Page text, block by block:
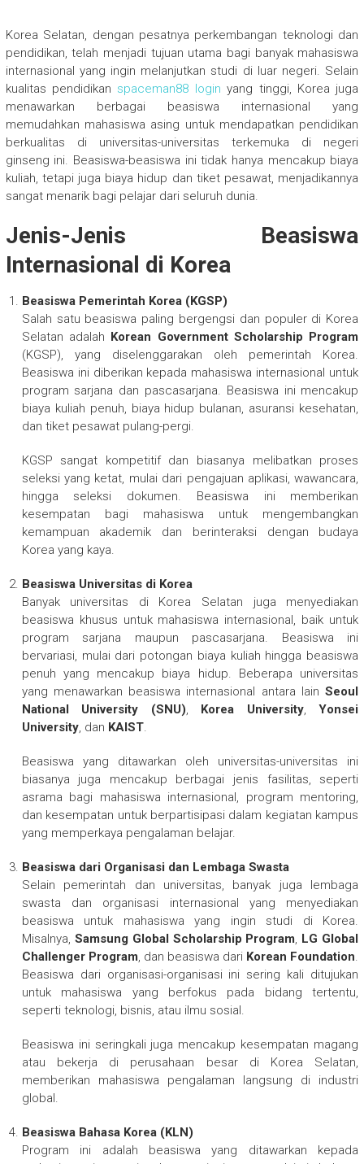
Korea Selatan, dengan pesatnya perkembangan teknologi dan
pendidikan, telah menjadi tujuan utama bagi banyak mahasiswa
internasional yang ingin melanjutkan studi di luar negeri. Selain
kualitas pendidikan spaceman88 login yang tinggi, Korea juga
menawarkan berbagai beasiswa internasional yang
memudahkan mahasiswa asing untuk mendapatkan pendidikan
berkualitas di universitas-universitas terkemuka di negeri
ginseng ini. Beasiswa-beasiswa ini tidak hanya mencakup biaya
kuliah, tetapi juga biaya hidup dan tiket pesawat, menjadikannya
sangat menarik bagi pelajar dari seluruh dunia.
Jenis-Jenis Beasiswa
Internasional di Korea
Beasiswa Pemerintah Korea (KGSP)
Salah satu beasiswa paling bergengsi dan populer di Korea
Selatan adalah Korean Government Scholarship Program
(KGSP), yang diselenggarakan oleh pemerintah Korea.
Beasiswa ini diberikan kepada mahasiswa internasional untuk
program sarjana dan pascasarjana. Beasiswa ini mencakup
biaya kuliah penuh, biaya hidup bulanan, asuransi kesehatan,
dan tiket pesawat pulang-pergi.
KGSP sangat kompetitif dan biasanya melibatkan proses
seleksi yang ketat, mulai dari pengajuan aplikasi, wawancara,
hingga seleksi dokumen. Beasiswa ini memberikan
kesempatan bagi mahasiswa untuk mengembangkan
kemampuan akademik dan berinteraksi dengan budaya
Korea yang kaya.
Beasiswa Universitas di Korea
Banyak universitas di Korea Selatan juga menyediakan
beasiswa khusus untuk mahasiswa internasional, baik untuk
program sarjana maupun pascasarjana. Beasiswa ini
bervariasi, mulai dari potongan biaya kuliah hingga beasiswa
penuh yang mencakup biaya hidup. Beberapa universitas
yang menawarkan beasiswa internasional antara lainSeoul
National University (SNU), Korea University,Yonsei
University, dan KAIST.
Beasiswa yang ditawarkan oleh universitas-universitas ini
biasanya juga mencakup berbagai jenis fasilitas, seperti
asrama bagi mahasiswa internasional, program mentoring,
dan kesempatan untuk berpartisipasi dalam kegiatan kampus
yang memperkaya pengalaman belajar.
Beasiswa dari Organisasi dan Lembaga Swasta
Selain pemerintah dan universitas, banyak juga lembaga
swasta dan organisasi internasional yang menyediakan
beasiswa untuk mahasiswa yang ingin studi di Korea.
Misalnya, Samsung Global Scholarship Program, LG Global
Challenger Program, dan beasiswa dari Korean Foundation.
Beasiswa dari organisasi-organisasi ini sering kali ditujukan
untuk mahasiswa yang berfokus pada bidang tertentu,
seperti teknologi, bisnis, atau ilmu sosial.
Beasiswa ini seringkali juga mencakup kesempatan magang
atau bekerja di perusahaan besar di Korea Selatan,
memberikan mahasiswa pengalaman langsung di industri
global.
Beasiswa Bahasa Korea (KLN)
Program ini adalah beasiswa yang ditawarkan kepada